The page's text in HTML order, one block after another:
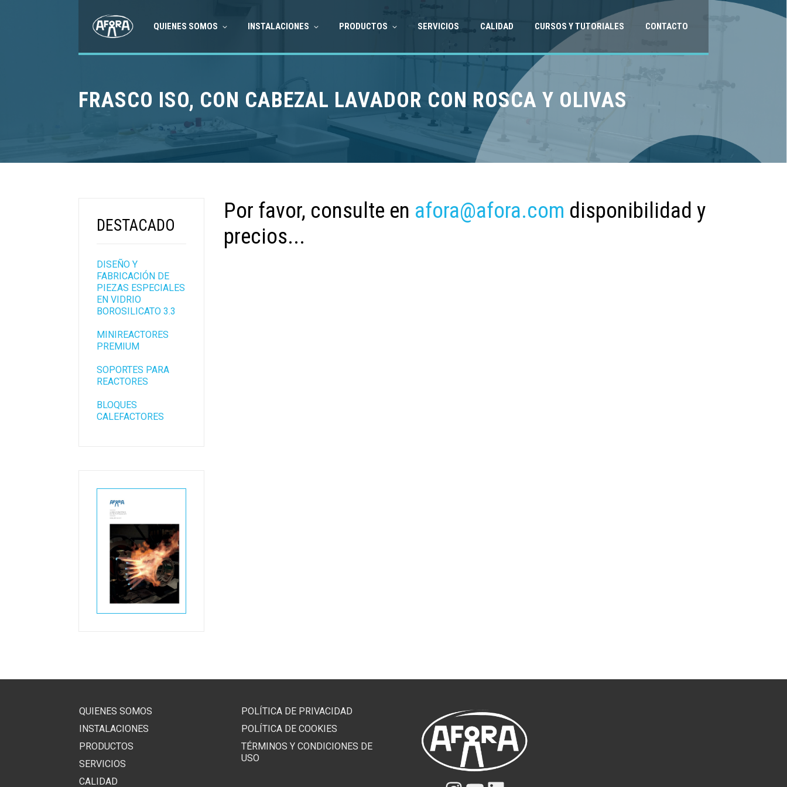
QUIENES SOMOS INSTALACIONES PRODUCTOS SERVICIOS CALIDAD CURSOS Y TUTORIALES CONTACTO
FRASCO ISO, CON CABEZAL LAVADOR CON ROSCA Y OLIVAS
Por favor, consulte en afora@afora.com disponibilidad y
precios...
DESTACADO
DISEÑO Y
FABRICACIÓN DE
PIEZAS ESPECIALES
EN VIDRIO
BOROSILICATO 3.3
MINIREACTORES
PREMIUM
SOPORTES PARA
REACTORES
BLOQUES
CALEFACTORES
QUIENES SOMOS
INSTALACIONES
PRODUCTOS
SERVICIOS
CALIDAD
POLÍTICA DE PRIVACIDAD
POLÍTICA DE COOKIES
TÉRMINOS Y CONDICIONES DE
USO